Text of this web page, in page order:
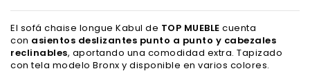
El sofá chaise longue Kabul de TOP MUEBLE cuenta
con asientos deslizantes punto a punto y cabezales
reclinables, aportando una comodidad extra. Tapizado
con tela modelo Bronx y disponible en varios colores.